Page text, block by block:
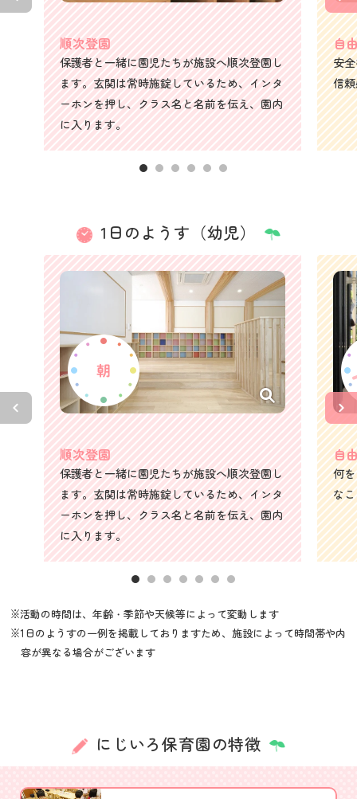
順次登園
保護者と一緒に園児たちが施設へ順次登園し
ます。玄関は常時施錠しているため、インタ
ーホンを押し、クラス名と名前を伝え、園内
に入ります。
自
安
信
1日のようす（幼児）
順次登園
保護者と一緒に園児たちが施設へ順次登園し
ます。玄関は常時施錠しているため、インタ
ーホンを押し、クラス名と名前を伝え、園内
に入ります。
自
何
な
※活動の時間は、年齢・季節や天候等によって変動します
※1日のようすの一例を掲載しておりますため、施設によって時間帯や内
容が異なる場合がございます
にじいろ保育園の特徴